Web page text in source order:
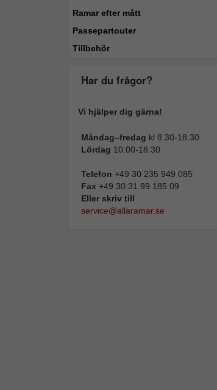
Ramar efter mått
Passepartouter
Tillbehör
Har du frågor?
Vi hjälper dig gärna!
Måndag–fredag kl 8.30-18.30
Lördag 10.00-18.30
Telefon +49 30 235 949 085
Fax +49 30 31 99 185 09
Eller skriv till
service@allaramar.se